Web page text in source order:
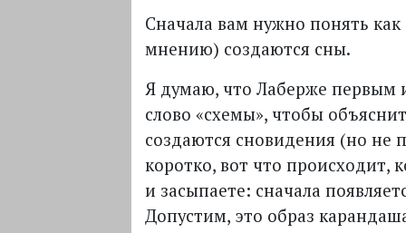
Сначала вам нужно понять
мнению) создаются сны.
Я думаю, что Лаберже первым
слово «схемы», чтобы
создаются сновидения (но не
коротко, вот что происходит,
и засыпаете: сначала
Допустим, это образ